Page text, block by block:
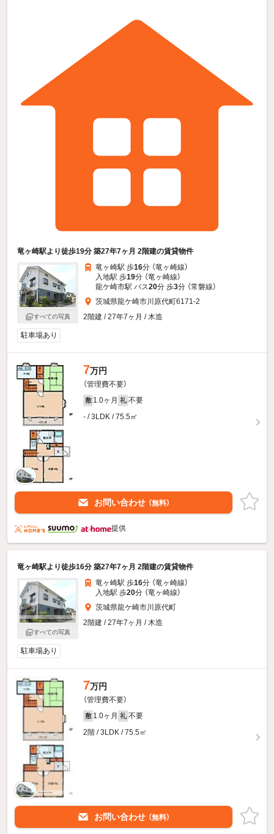
竜ヶ崎駅より徒歩19分 築27年7ヶ月 2階建の賃貸物件
すべての写真
竜ヶ崎駅 歩16分 （竜ヶ崎線）
入地駅 歩19分 （竜ヶ崎線）
龍ケ崎市駅 バス20分 歩3分 （常磐線）
茨城県龍ケ崎市川原代町6171-2
2階建 / 27年7ヶ月 / 木造
駐車場あり
7万円
（管理費不要）
敷 1.0ヶ月 礼 不要
- / 3LDK / 75.5㎡
お問い合わせ （無料）
提供
竜ヶ崎駅より徒歩16分 築27年7ヶ月 2階建の賃貸物件
すべての写真
竜ヶ崎駅 歩16分 （竜ヶ崎線）
入地駅 歩20分 （竜ヶ崎線）
茨城県龍ケ崎市川原代町
2階建 / 27年7ヶ月 / 木造
駐車場あり
7万円
（管理費不要）
敷 1.0ヶ月 礼 不要
2階 / 3LDK / 75.5㎡
お問い合わせ （無料）